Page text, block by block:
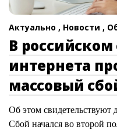
Актуально , Новости ,
В российском
интернета
массовый
Об этом свидетельствуют
Сбой начался во второй